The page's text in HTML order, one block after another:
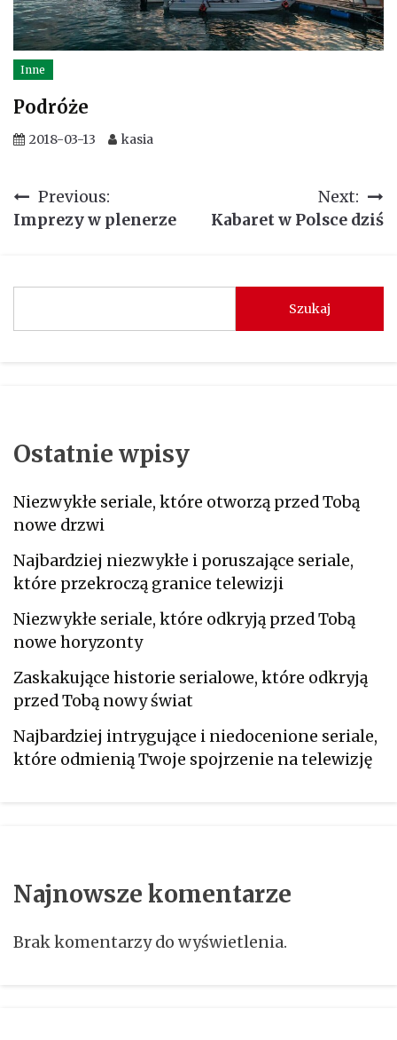
Inne
Podróże
2018-03-13 kasia
Nawigacja
wpisu
Previous:
Imprezy w plenerze
Next:
Kabaret w Polsce dziś
Szukaj
Ostatnie wpisy
Niezwykłe seriale, które otworzą przed Tobą
nowe drzwi
Najbardziej niezwykłe i poruszające seriale,
które przekroczą granice telewizji
Niezwykłe seriale, które odkryją przed Tobą
nowe horyzonty
Zaskakujące historie serialowe, które odkryją
przed Tobą nowy świat
Najbardziej intrygujące i niedocenione seriale,
które odmienią Twoje spojrzenie na telewizję
Najnowsze komentarze
Brak komentarzy do wyświetlenia.